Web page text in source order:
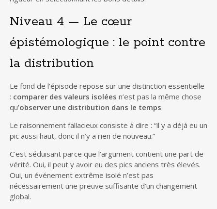
Niveau 4 — Le cœur
épistémologique : le point contre
la distribution
Le fond de l’épisode repose sur une distinction essentielle
: comparer des valeurs isolées n’est pas la même chose
qu’observer une distribution dans le temps.
Le raisonnement fallacieux consiste à dire : “il y a déjà eu un
pic aussi haut, donc il n’y a rien de nouveau.”
C’est séduisant parce que l’argument contient une part de
vérité. Oui, il peut y avoir eu des pics anciens très élevés.
Oui, un événement extrême isolé n’est pas
nécessairement une preuve suffisante d’un changement
global.